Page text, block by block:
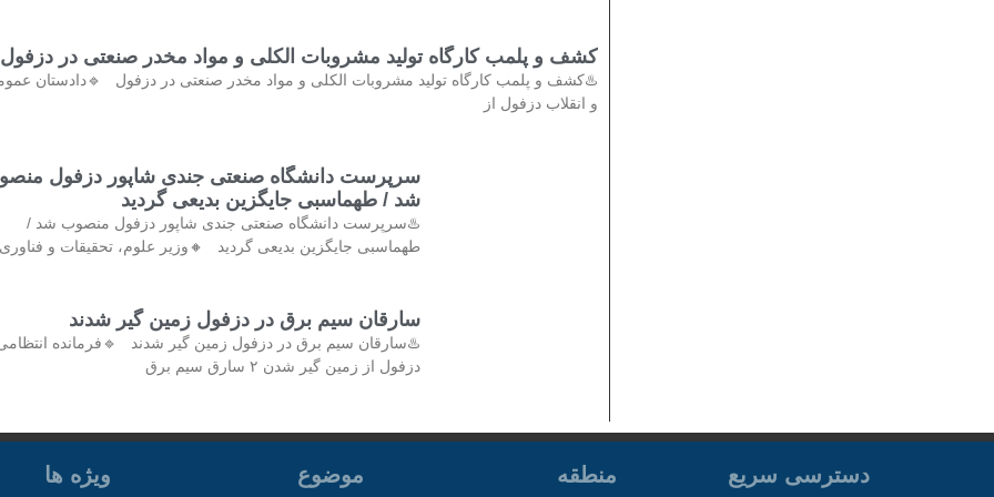
کشف و پلمب کارگاه تولید مشروبات الکلی و مواد مخدر صنعتی در دزفول
♨️کشف و پلمب کارگاه تولید مشروبات الکلی و مواد مخدر صنعتی در دزفول 🔹دادستان
و انقلاب دزفول از
سرپرست دانشگاه صنعتی جندی شاپور دزفول
شد / طهماسبی جایگزین بدیعی گردید
♨️سرپرست دانشگاه صنعتی جندی شاپور دزفول منصوب شد /
طهماسبی جایگزین بدیعی گردید 🔸وزیر علوم، تحقیقات و فناوری
سارقان سیم برق در دزفول زمین گیر شدند
♨️سارقان سیم برق در دزفول زمین گیر شدند 🔹فرمانده
دزفول از زمین گیر شدن ۲ سارق سیم برق
دسترسی سریع منطقه موضوع ویژه ها